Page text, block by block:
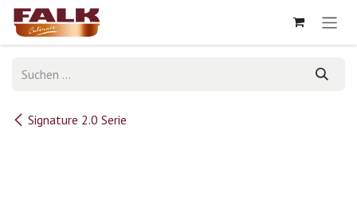
Zum Inhalt springen
Signature 2.0 Serie